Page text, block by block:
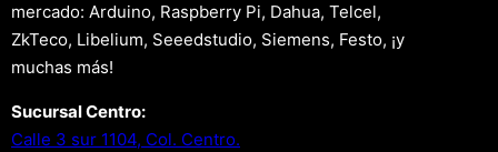
mercado: Arduino, Raspberry Pi, Dahua, Telcel,
ZkTeco, Libelium, Seeedstudio, Siemens, Festo, ¡y
muchas más!
Sucursal Centro:
Calle 3 sur 1104, Col. Centro.